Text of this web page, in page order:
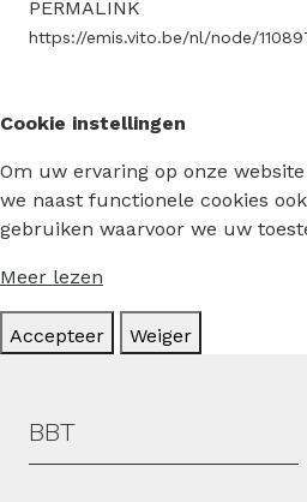
PERMALINK
https://emis.vito.be/nl/node/
Cookie instellingen
Om uw ervaring op onze
we naast functionele cookies
gebruiken waarvoor we uw
Meer lezen
Accepteer Weiger
Hoofdmenu
BBT